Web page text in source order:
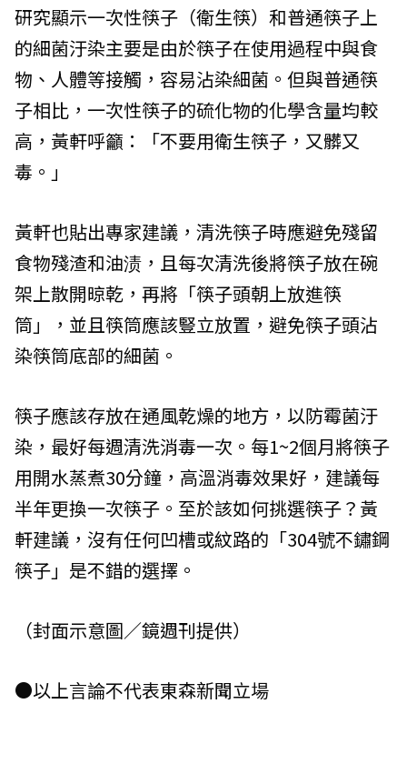
研究顯示一次性筷子（衛生筷）和普通筷子上
的細菌汙染主要是由於筷子在使用過程中與食
物、人體等接觸，容易沾染細菌。但與普通筷
子相比，一次性筷子的硫化物的化學含量均較
高，黃軒呼籲：「不要用衛生筷子，又髒又
毒。」
黃軒也貼出專家建議，清洗筷子時應避免殘留
食物殘渣和油渍，且每次清洗後將筷子放在碗
架上散開晾乾，再將「筷子頭朝上放進筷
筒」，並且筷筒應該豎立放置，避免筷子頭沾
染筷筒底部的細菌。
筷子應該存放在通風乾燥的地方，以防霉菌汙
染，最好每週清洗消毒一次。每1~2個月將筷子
用開水蒸煮30分鐘，高溫消毒效果好，建議每
半年更換一次筷子。至於該如何挑選筷子？黃
軒建議，沒有任何凹槽或紋路的「304號不鏽鋼
筷子」是不錯的選擇。
（封面示意圖／鏡週刊提供）
●以上言論不代表東森新聞立場